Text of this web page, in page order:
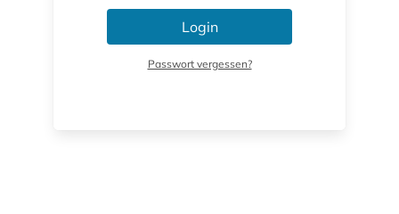
Login
Passwort vergessen?